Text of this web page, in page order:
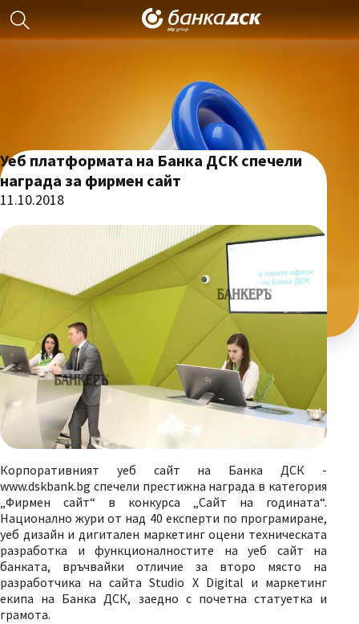
Уеб платформата на Банка ДСК спечели
награда за фирмен сайт
11.10.2018
Корпоративният уеб сайт на Банка ДСК -
www.dskbank.bg спечели престижна награда в категория
„Фирмен сайт“ в конкурса „Сайт на годината“.
Национално жури от над 40 експерти по програмиране,
уеб дизайн и дигитален маркетинг оцени техническата
разработка и функционалностите на уеб сайт на
банката, връчвайки отличие за второ място на
разработчика на сайта Studio X Digital и маркетинг
екипа на Банка ДСК, заедно с почетна статуетка и
грамота.